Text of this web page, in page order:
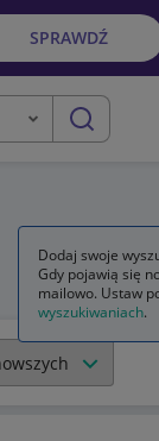
SPRAWDŹ
szukaj
Dodaj swoje
Gdy pojawią się
mailowo. Ustaw
wyszukiwaniach.